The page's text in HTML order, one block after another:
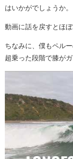
はいかがでしょうか。
動画に話を戻すとほ
ちなみに、僕もペル
超乗った段階で膝が